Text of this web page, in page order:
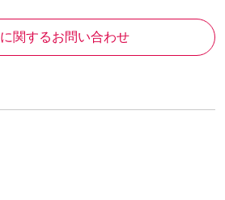
関するお問い合わせ